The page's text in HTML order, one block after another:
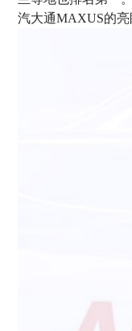
汽大通MAXUS的亮